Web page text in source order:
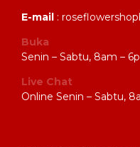
E-mail :
Buka
Senin – Sabtu, 8am –
Live Chat
Online Senin – Sabtu,